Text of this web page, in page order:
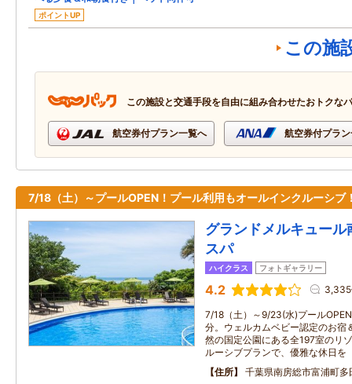
ポイントUP
この施
この施設と交通手段を自由に組み合わせたおトクな
航空券付プラン一覧へ 航空券付プラ
7/18（土）～プールOPEN！プール利用もオールインクルーシブ
グランドメルキュー
スパ
ハイクラス フォトギャラリー
4.2
7/18（土）～9/23(水)プール
分。ウェルカムベビー認定のお宿
然の国定公園にある全197室のリ
ルーシブプランで、優雅な休日を
住所
千葉県南房総市富浦町